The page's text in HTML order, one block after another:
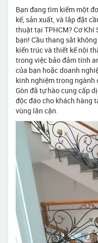
Bạn đang tìm kiếm một
kế, sản xuất, và lắp đặt
thuật tại TPHCM? Cơ Khí
bạn! Cầu thang sắt
kiến trúc và thiết kế nội
trong việc bảo đảm tính
của bạn hoặc doanh
kinh nghiệm trong ngành
Gòn đã tự hào cung cấp
độc đáo cho khách hàng
vùng lân cận.